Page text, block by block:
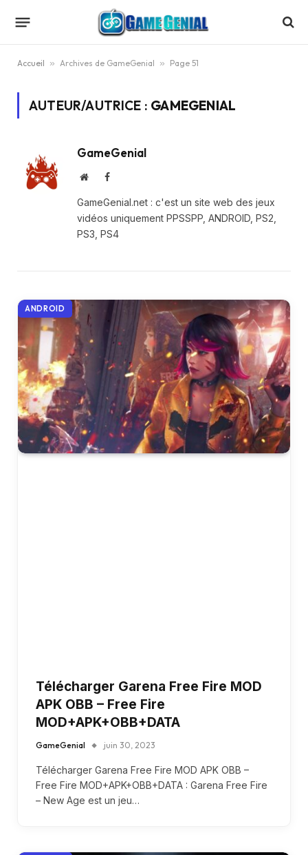
Accueil » Archives de GameGenial » Page 51
AUTEUR/AUTRICE : GAMEGENIAL
GameGenial
WebsiteFacebook
GameGenial.net : c'est un site web des jeux
vidéos uniquement PPSSPP, ANDROID, PS2,
PS3, PS4
ANDROID
Télécharger Garena Free Fire MOD
APK OBB – Free Fire
MOD+APK+OBB+DATA
GameGenial juin 30, 2023
Télécharger Garena Free Fire MOD APK OBB –
Free Fire MOD+APK+OBB+DATA : Garena Free Fire
– New Age est un jeu…